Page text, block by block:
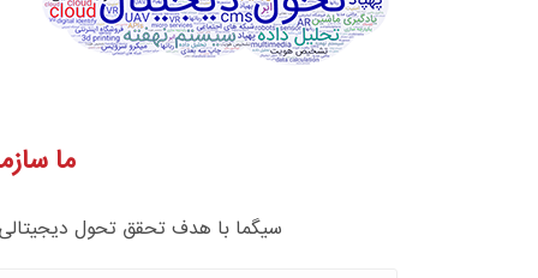
ما
سیگما با هدف تحقق تحول دیجیتالی